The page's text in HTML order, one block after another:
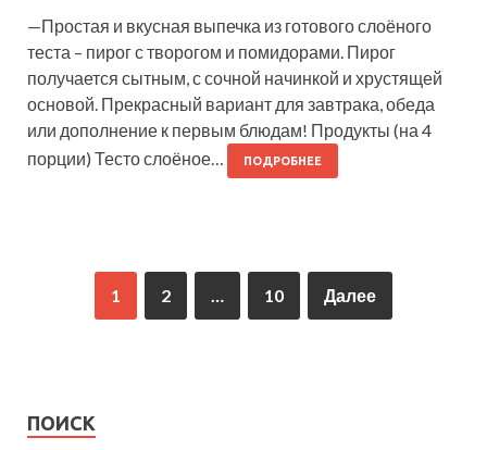
—Простая и вкусная выпечка из готового слоёного
теста – пирог с творогом и помидорами. Пирог
получается сытным, с сочной начинкой и хрустящей
основой. Прекрасный вариант для завтрака, обеда
или дополнение к первым блюдам! Продукты (на 4
порции) Тесто слоёное…
ПОДРОБНЕЕ
1 2 … 10 Далее
ПОИСК